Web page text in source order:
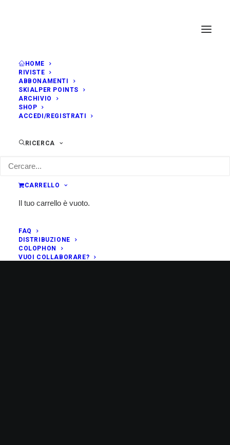
HOME
RIVISTE
ABBONAMENTI
SKIALPER POINTS
ARCHIVIO
SHOP
ACCEDI/REGISTRATI
RICERCA
CARRELLO
Il tuo carrello è vuoto.
FAQ
DISTRIBUZIONE
COLOPHON
VUOI COLLABORARE?